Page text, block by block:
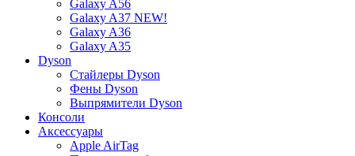
Galaxy A56
Galaxy A37 NEW!
Galaxy A36
Galaxy A35
Dyson
Стайлеры Dyson
Фены Dyson
Выпрямители Dyson
Консоли
Аксессуары
Apple AirTag